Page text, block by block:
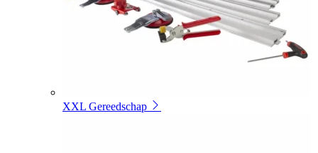
XXL Gereedschap